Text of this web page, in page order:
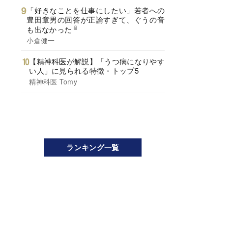
「好きなことを仕事にしたい」若者への
豊田章男の回答が正論すぎて、ぐうの音
も出なかった
小倉健一
【精神科医が解説】「うつ病になりやす
い人」に見られる特徴・トップ5
精神科医 Tomy
ランキング一覧